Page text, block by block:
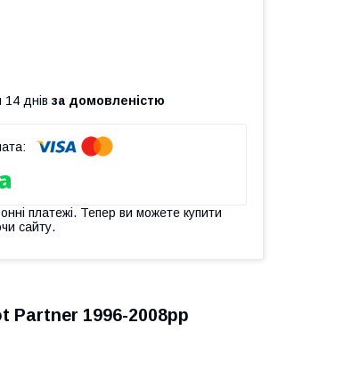
14 днів за домовленістю
платежі. Тепер ви можете купити
сайту.
Partner 1996-2008рр